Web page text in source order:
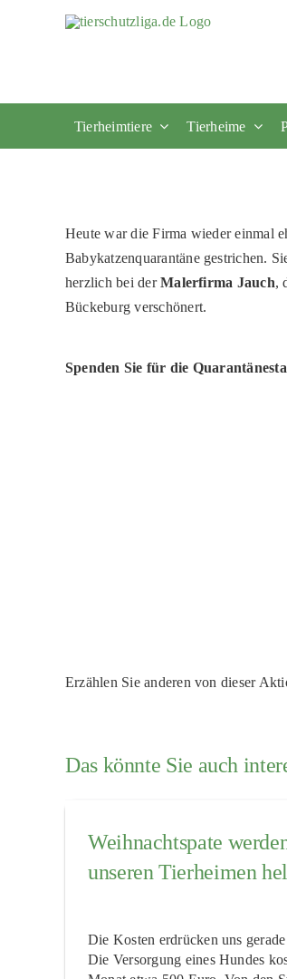
Tierheimtiere Tierheime
Heute war die Firma wieder einmal
Babykatzenquarantäne gestrichen.
herzlich bei derMalerfirma Jauch,
Bückeburg verschönert.
Spenden Sie für die
Erzählen Sie anderen von dieser
Das könnte Sie auch
Weihnachtspate
unseren Tierheimen
Die Kosten erdrücken uns
Die Versorgung eines Hundes